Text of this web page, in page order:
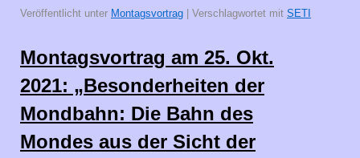
Veröffentlicht unter Montagsvortrag Verschlagwortet mit SETI
Montagsvortrag am 25. Okt.
2021: „Besonderheiten der
Mondbahn: Die Bahn des
Mondes aus der Sicht der